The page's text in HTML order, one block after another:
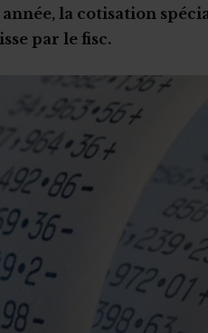
la cotisation
par le fisc.